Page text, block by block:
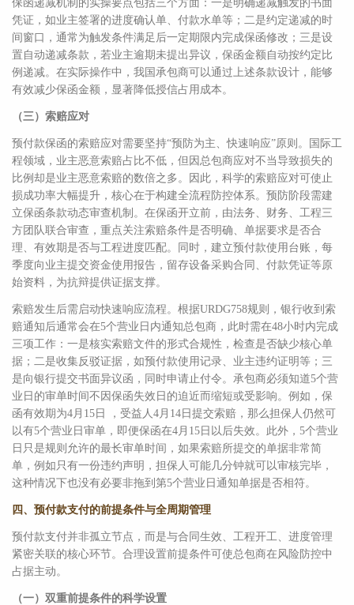
保函递减机制的实操要点包括三个方面：一是明确递减触发的书面
凭证，如业主签署的进度确认单、付款水单等；二是约定递减的时
间窗口，通常为触发条件满足后一定期限内完成保函修改；三是设
置自动递减条款，若业主逾期未提出异议，保函金额自动按约定比
例递减。在实际操作中，我国承包商可以通过上述条款设计，能够
有效减少保函金额，显著降低授信占用成本。
（三）索赔应对
预付款保函的索赔应对需要坚持“预防为主、快速响应”原则。国际工
程领域，业主恶意索赔占比不低，但因总包商应对不当导致损失的
比例却是业主恶意索赔的数倍之多。因此，科学的索赔应对可使止
损成功率大幅提升，核心在于构建全流程防控体系。预防阶段需建
立保函条款动态审查机制。在保函开立前，由法务、财务、工程三
方团队联合审查，重点关注索赔条件是否明确、单据要求是否合
理、有效期是否与工程进度匹配。同时，建立预付款使用台账，每
季度向业主提交资金使用报告，留存设备采购合同、付款凭证等原
始资料，为抗辩提供证据支撑。
索赔发生后需启动快速响应流程。根据URDG758规则，银行收到索
赔通知后通常会在5个营业日内通知总包商，此时需在48小时内完成
三项工作：一是核实索赔文件的形式合规性，检查是否缺少核心单
据；二是收集反驳证据，如预付款使用记录、业主违约证明等；三
是向银行提交书面异议函，同时申请止付令。承包商必须知道5个营
业日的审单时间不因保函失效日的迫近而缩短或受影响。例如，保
函有效期为4月15日 ，受益人4月14日提交索赔，那么担保人仍然可
以有5个营业日审单，即便保函在4月15日以后失效。此外，5个营业
日只是规则允许的最长审单时间，如果索赔所提交的单据非常简
单，例如只有一份违约声明，担保人可能几分钟就可以审核完毕，
这种情况下也没有必要非拖到第5个营业日通知单据是否相符。
四、预付款支付的前提条件与全周期管理
预付款支付并非孤立节点，而是与合同生效、工程开工、进度管理
紧密关联的核心环节。合理设置前提条件可使总包商在风险防控中
占据主动。
（一）双重前提条件的科学设置